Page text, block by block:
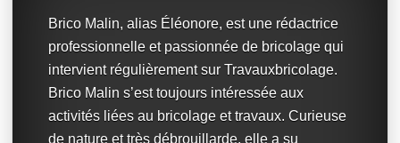
Brico Malin, alias Éléonore, est une rédactrice
professionnelle et passionnée de bricolage qui
intervient régulièrement sur Travauxbricolage.
Brico Malin s’est toujours intéressée aux
activités liées au bricolage et travaux. Curieuse
de nature et très débrouillarde, elle a su